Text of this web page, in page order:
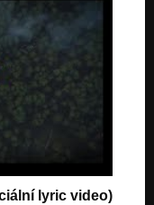
lyric video)